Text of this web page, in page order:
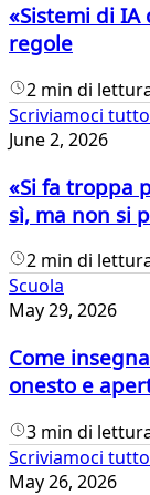
«Sistemi di IA
regole
2 min di
Scriviamoci tutto
June 2, 2026
«Si fa troppa
sì, ma non si
2 min di
Scuola
May 29, 2026
Come
onesto e
3 min di
Scriviamoci tutto
May 26, 2026